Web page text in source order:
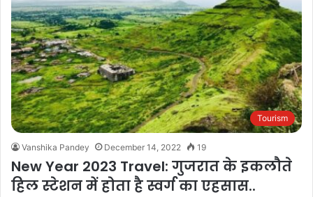
Tourism
Vanshika Pandey December 14, 2022 19
New Year 2023 Travel: गुजरात के इकलौते
हिल स्टेशन में होता है स्वर्ग का एहसास..